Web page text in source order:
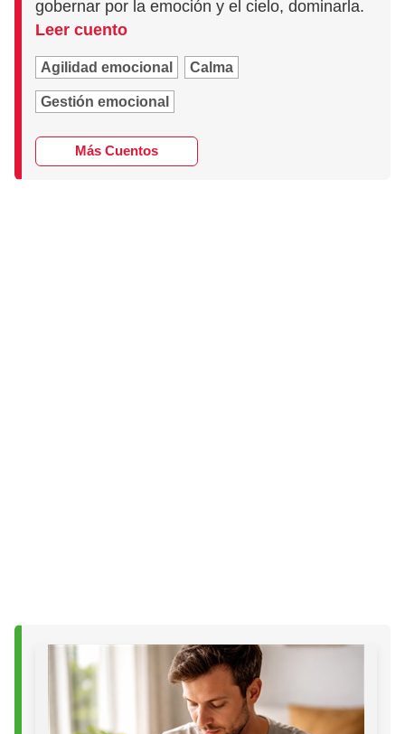
gobernar por la emoción y el cielo, dominarla.
Leer cuento
Agilidad emocional Calma
Gestión emocional
Más Cuentos